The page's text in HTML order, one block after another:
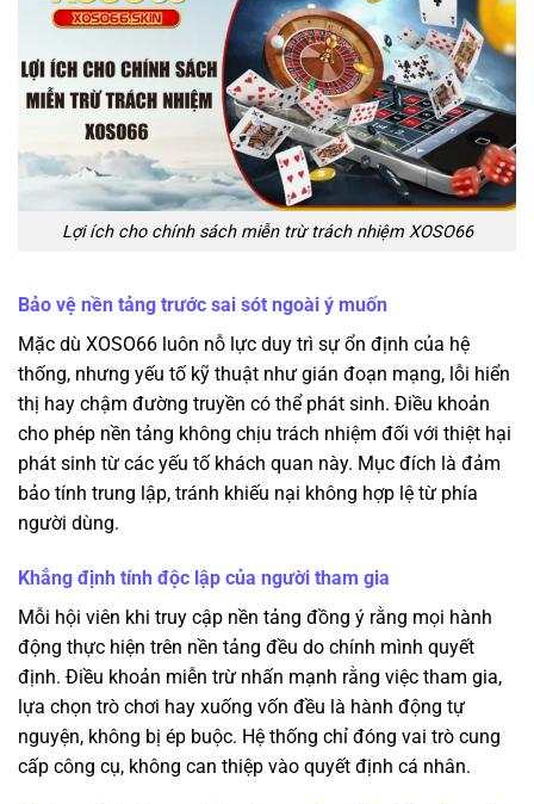
Lợi ích cho chính sách miễn trừ trách nhiệm XOSO66
Bảo vệ nền tảng trước sai sót ngoài ý muốn
Mặc dù XOSO66 luôn nỗ lực duy trì sự ổn định của hệ
thống, nhưng yếu tố kỹ thuật như gián đoạn mạng, lỗi hiển
thị hay chậm đường truyền có thể phát sinh. Điều khoản
cho phép nền tảng không chịu trách nhiệm đối với thiệt hại
phát sinh từ các yếu tố khách quan này. Mục đích là đảm
bảo tính trung lập, tránh khiếu nại không hợp lệ từ phía
người dùng.
Khẳng định tính độc lập của người tham gia
Mỗi hội viên khi truy cập nền tảng đồng ý rằng mọi hành
động thực hiện trên nền tảng đều do chính mình quyết
định. Điều khoản miễn trừ nhấn mạnh rằng việc tham gia,
lựa chọn trò chơi hay xuống vốn đều là hành động tự
nguyện, không bị ép buộc. Hệ thống chỉ đóng vai trò cung
cấp công cụ, không can thiệp vào quyết định cá nhân.